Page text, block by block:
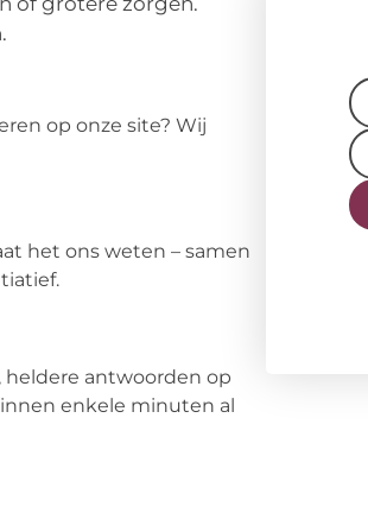
op onze site? Wij
het ons weten – samen
heldere antwoorden op
enkele minuten al